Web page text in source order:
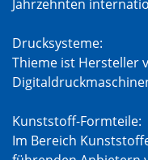
Jahrzehnten
Drucksysteme:
Thieme ist Hersteller
Kunststoff-Formteile:
Im Bereich